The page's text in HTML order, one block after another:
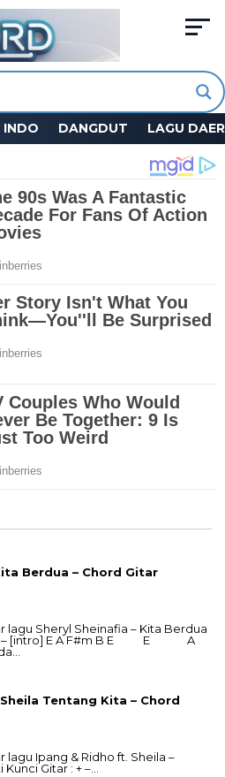
INDO DANGDUT LAGU
Berdua – Chord Gitar
lagu Sheryl Sheinafia – Kita Berdua
: + – [intro] E A F#m B E E A
Tentang Kita – Chord
Ipang & Ridho ft. Sheila –
Gitar : + –…